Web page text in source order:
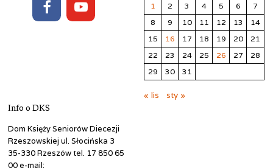
1
2 3 4 5 6
7
8
9 10 11 12 13
14
15
16 17 18 19 20
21
22
23 24 25 26 27
28
29
30 31
« lis
sty »
Info o DKS
Dom Księży Seniorów Diecezji
Rzeszowskiej ul. Słocińska 3
35-330 Rzeszów tel. 17 850 65
00 e-mail: